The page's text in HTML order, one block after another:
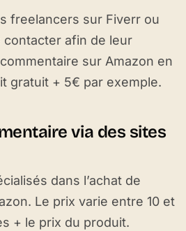
freelancers sur Fiverr ou
contacter afin de leur
sur Amazon en
gratuit + 5€ par exemple.
via des sites
dans l’achat de
Le prix varie entre 10 et
+ le prix du produit.